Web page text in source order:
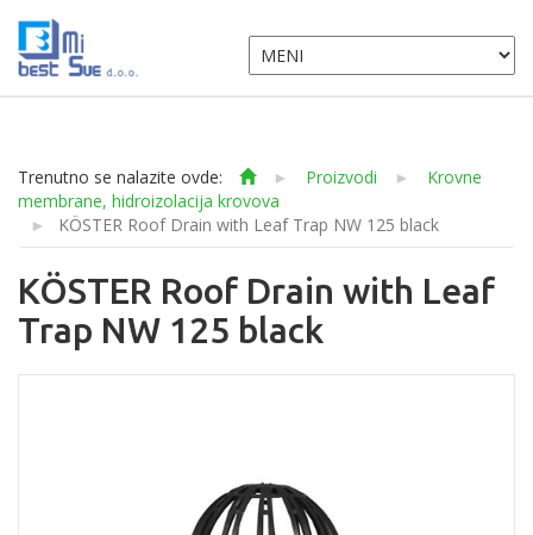
Trenutno se nalazite ovde: ► Proizvodi ►
Krovne
membrane, hidroizolacija krovova
►
KÖSTER Roof Drain with Leaf Trap NW 125 black
KÖSTER Roof Drain with Leaf
Trap NW 125 black